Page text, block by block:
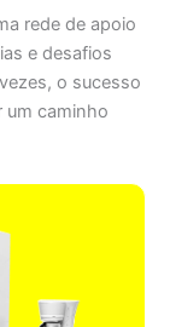
rede de apoio
e desafios
o sucesso
um caminho